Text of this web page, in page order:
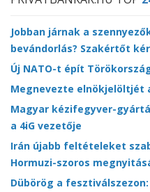
Jobban járnak a
bevándorlás? Szakértőt
Új NATO-t épít
Megnevezte elnökjelöltjét
Magyar kézifegyver-
a 4iG vezetője
Irán újabb feltételeket
Hormuzi-szoros
Dübörög a